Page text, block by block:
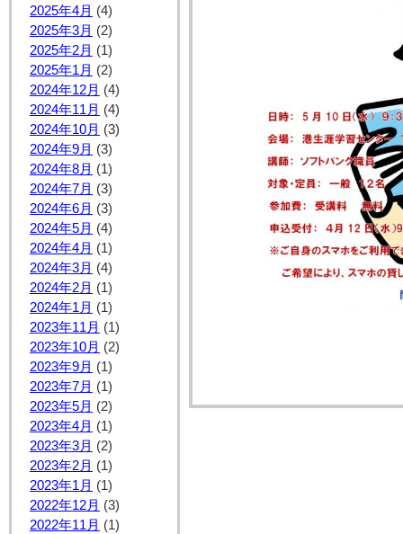
2025年4月 (4)
2025年3月 (2)
2025年2月 (1)
2025年1月 (2)
2024年12月 (4)
2024年11月 (4)
2024年10月 (3)
2024年9月 (3)
2024年8月 (1)
2024年7月 (3)
2024年6月 (3)
2024年5月 (4)
2024年4月 (1)
2024年3月 (4)
2024年2月 (1)
2024年1月 (1)
2023年11月 (1)
2023年10月 (2)
2023年9月 (1)
2023年7月 (1)
2023年5月 (2)
2023年4月 (1)
2023年3月 (2)
2023年2月 (1)
2023年1月 (1)
2022年12月 (3)
2022年11月 (1)